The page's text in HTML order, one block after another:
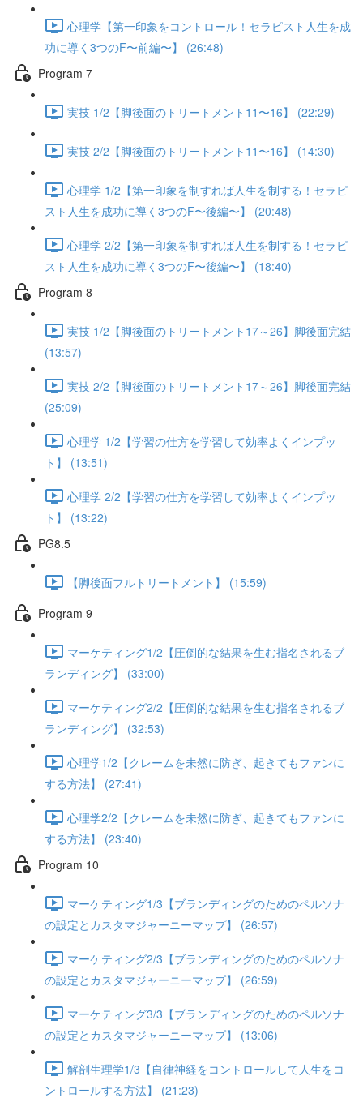
心理学【第一印象をコントロール！セラピスト人生を成
功に導く3つのF〜前編〜】 (26:48)
Program 7
実技 1/2【脚後面のトリートメント11〜16】 (22:29)
実技 2/2【脚後面のトリートメント11〜16】 (14:30)
心理学 1/2【第一印象を制すれば人生を制する！セラピ
スト人生を成功に導く3つのF〜後編〜】 (20:48)
心理学 2/2【第一印象を制すれば人生を制する！セラピ
スト人生を成功に導く3つのF〜後編〜】 (18:40)
Program 8
実技 1/2【脚後面のトリートメント17～26】脚後面完結
(13:57)
実技 2/2【脚後面のトリートメント17～26】脚後面完結
(25:09)
心理学 1/2【学習の仕方を学習して効率よくインプッ
ト】 (13:51)
心理学 2/2【学習の仕方を学習して効率よくインプッ
ト】 (13:22)
PG8.5
【脚後面フルトリートメント】 (15:59)
Program 9
マーケティング1/2【圧倒的な結果を生む指名されるブ
ランディング】 (33:00)
マーケティング2/2【圧倒的な結果を生む指名されるブ
ランディング】 (32:53)
心理学1/2【クレームを未然に防ぎ、起きてもファンに
する方法】 (27:41)
心理学2/2【クレームを未然に防ぎ、起きてもファンに
する方法】 (23:40)
Program 10
マーケティング1/3【ブランディングのためのペルソナ
の設定とカスタマジャーニーマップ】 (26:57)
マーケティング2/3【ブランディングのためのペルソナ
の設定とカスタマジャーニーマップ】 (26:59)
マーケティング3/3【ブランディングのためのペルソナ
の設定とカスタマジャーニーマップ】 (13:06)
解剖生理学1/3【自律神経をコントロールして人生をコ
ントロールする方法】 (21:23)